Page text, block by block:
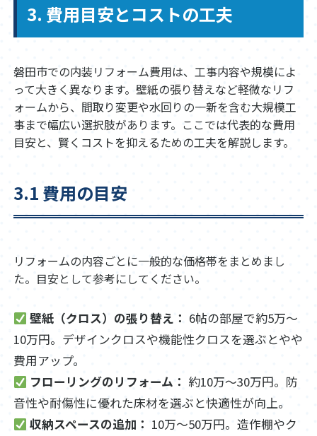
3. 費用目安とコストの工夫
磐田市での内装リフォーム費用は、工事内容や規模によ
って大きく異なります。壁紙の張り替えなど軽微なリフ
ォームから、間取り変更や水回りの一新を含む大規模工
事まで幅広い選択肢があります。ここでは代表的な費用
目安と、賢くコストを抑えるための工夫を解説します。
3.1 費用の目安
リフォームの内容ごとに一般的な価格帯をまとめまし
た。目安として参考にしてください。
壁紙（クロス）の張り替え： 6帖の部屋で約5万〜
10万円。デザインクロスや機能性クロスを選ぶとやや
費用アップ。
フローリングのリフォーム： 約10万〜30万円。防
音性や耐傷性に優れた床材を選ぶと快適性が向上。
収納スペースの追加： 10万〜50万円。造作棚やク